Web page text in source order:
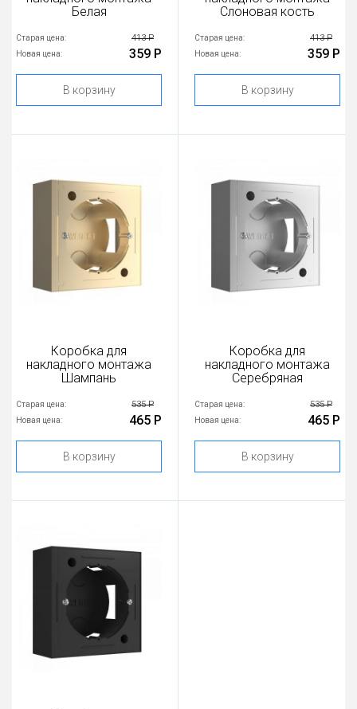
Белая
Старая цена: 413 Р
Новая цена: 359 Р
В корзину
Слоновая кость
Старая цена: 413 Р
Новая цена: 359 Р
В корзину
Коробка для
накладного монтажа
Шампань
Старая цена: 535 Р
Новая цена: 465 Р
В корзину
Коробка для
накладного монтажа
Серебряная
Старая цена: 535 Р
Новая цена: 465 Р
В корзину